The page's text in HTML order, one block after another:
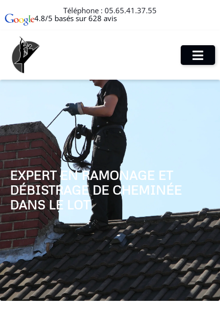
Téléphone : 05.65.41.37.55
4.8/5 basés sur 628 avis
EXPERT EN RAMONAGE ET
DÉBISTRAGE DE CHEMINÉE
DANS LE LOT